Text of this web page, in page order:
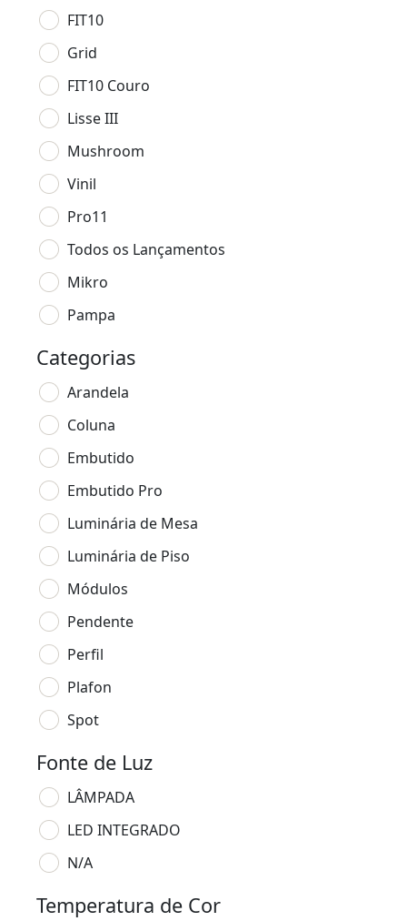
FIT10
Grid
FIT10 Couro
Lisse III
Mushroom
Vinil
Pro11
Todos os Lançamentos
Mikro
Pampa
Categorias
Arandela
Coluna
Embutido
Embutido Pro
Luminária de Mesa
Luminária de Piso
Módulos
Pendente
Perfil
Plafon
Spot
Fonte de Luz
LÂMPADA
LED INTEGRADO
N/A
Temperatura de Cor